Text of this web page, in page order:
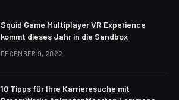
Squid Game Multiplayer VR Experience
kommt dieses Jahr in die Sandbox
DECEMBER 9, 2022
10 Tipps für Ihre Karrieresuche mit